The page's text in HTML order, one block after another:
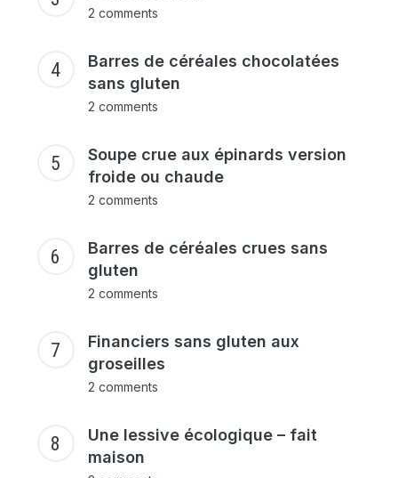
2 comments
Barres de céréales chocolatées
sans gluten
2 comments
Soupe crue aux épinards version
froide ou chaude
2 comments
Barres de céréales crues sans
gluten
2 comments
Financiers sans gluten aux
groseilles
2 comments
Une lessive écologique – fait
maison